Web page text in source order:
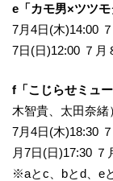
e「カモ男×ツツモ
7月4日(木)14:00
7日(日)12:00 ７月
f「こじらせミュ
木智貴、太田奈緒
7月4日(木)18:30
月7日(日)17:30 ７
※aとc、bとd、e